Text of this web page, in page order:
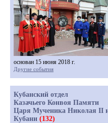
основан 15 июня 2018 г.
Другие события
Кубанский отдел
Казачьего Конвоя Памяти
Царя Мученика Николая II
Кубани (132)